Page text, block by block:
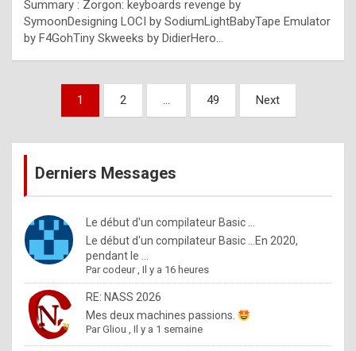
l
e
x
a
%
m
a
d
b
y
Summary : Zorgon: keyboards revenge by
SymoonDesigning LOCI by SodiumLightBabyTape Emulator
by F4GohTiny Skweeks by DidierHero…
Pagination
publications
1 2 … 49 Next
Derniers Messages
Le début d'un compilateur Basic ...
Le début d'un compilateur Basic ...En 2020,
pendant le ...
Parcodeur,Il y a 16 heures
RE: NASS 2026
Mes deux machines passions.
ParGliou ,Il y a 1 semaine